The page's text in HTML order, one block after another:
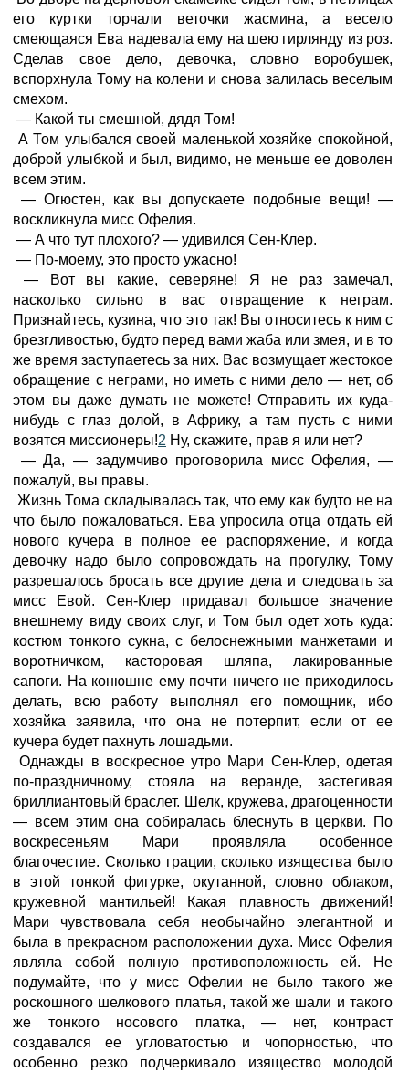
его куртки торчали веточки жасмина, а весело
смеющаяся Ева надевала ему на шею гирлянду из роз.
Сделав свое дело, девочка, словно воробушек,
вспорхнула Тому на колени и снова залилась веселым
смехом.
— Какой ты смешной, дядя Том!
А Том улыбался своей маленькой хозяйке спокойной,
доброй улыбкой и был, видимо, не меньше ее доволен
всем этим.
— Огюстен, как вы допускаете подобные вещи! —
воскликнула мисс Офелия.
— А что тут плохого? — удивился Сен-Клер.
— По-моему, это просто ужасно!
— Вот вы какие, северяне! Я не раз замечал,
насколько сильно в вас отвращение к неграм.
Признайтесь, кузина, что это так! Вы относитесь к ним с
брезгливостью, будто перед вами жаба или змея, и в то
же время заступаетесь за них. Вас возмущает жестокое
обращение с неграми, но иметь с ними дело — нет, об
этом вы даже думать не можете! Отправить их куда-
нибудь с глаз долой, в Африку, а там пусть с ними
возятся миссионеры!2 Ну, скажите, прав я или нет?
— Да, — задумчиво проговорила мисс Офелия, —
пожалуй, вы правы.
Жизнь Тома складывалась так, что ему как будто не на
что было пожаловаться. Ева упросила отца отдать ей
нового кучера в полное ее распоряжение, и когда
девочку надо было сопровождать на прогулку, Тому
разрешалось бросать все другие дела и следовать за
мисс Евой. Сен-Клер придавал большое значение
внешнему виду своих слуг, и Том был одет хоть куда:
костюм тонкого сукна, с белоснежными манжетами и
воротничком, касторовая шляпа, лакированные
сапоги. На конюшне ему почти ничего не приходилось
делать, всю работу выполнял его помощник, ибо
хозяйка заявила, что она не потерпит, если от ее
кучера будет пахнуть лошадьми.
Однажды в воскресное утро Мари Сен-Клер, одетая
по-праздничному, стояла на веранде, застегивая
бриллиантовый браслет. Шелк, кружева, драгоценности
— всем этим она собиралась блеснуть в церкви. По
воскресеньям Мари проявляла особенное
благочестие. Сколько грации, сколько изящества было
в этой тонкой фигурке, окутанной, словно облаком,
кружевной мантильей! Какая плавность движений!
Мари чувствовала себя необычайно элегантной и
была в прекрасном расположении духа. Мисс Офелия
являла собой полную противоположность ей. Не
подумайте, что у мисс Офелии не было такого же
роскошного шелкового платья, такой же шали и такого
же тонкого носового платка, — нет, контраст
создавался ее угловатостью и чопорностью, что
особенно резко подчеркивало изящество молодой